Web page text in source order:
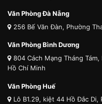
Văn Phòng Đà Nẵng
256 Bế Văn Đàn, Phường
Văn Phòng Bình Dương
804 Cách Mạng Tháng
Hồ Chí Minh
Văn Phòng Huế
Lô B1.29, kiệt 44 Hồ Đắc